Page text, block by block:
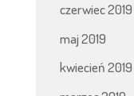
czerwiec 2019
maj 2019
kwiecień 2019